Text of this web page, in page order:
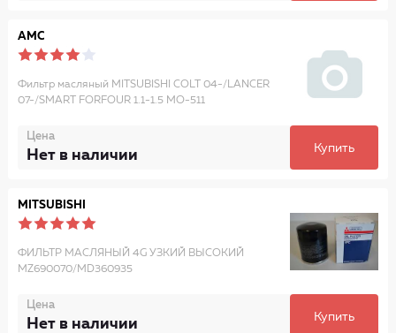
AMC
Фильтр масляный MITSUBISHI COLT 04-/LANCER
07-/SMART FORFOUR 1.1-1.5 MO-511
Цена
Нет в наличии Купить
MITSUBISHI
ФИЛЬТР МАСЛЯНЫЙ 4G УЗКИЙ ВЫСОКИЙ
MZ690070/MD360935
Цена
Нет в наличии Купить